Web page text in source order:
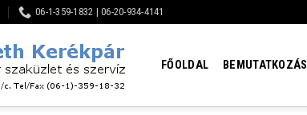
06-1-359-1832 | 06-20-934-4141
FŐOLDAL BEMUTATKOZÁS